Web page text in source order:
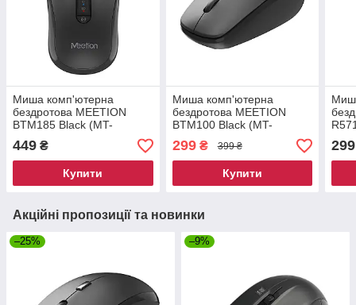
Миша комп'ютерна
бездротова MEETION
BTM185 Black (MT-
BTM185-A)
449 ₴
Купити
Миша комп'ютерна
бездротова MEETION
BTM100 Black (MT-
BTM100-A)
299₴ 399 ₴
Купити
299
Акційні пропозиції та новинки
–25% –9%